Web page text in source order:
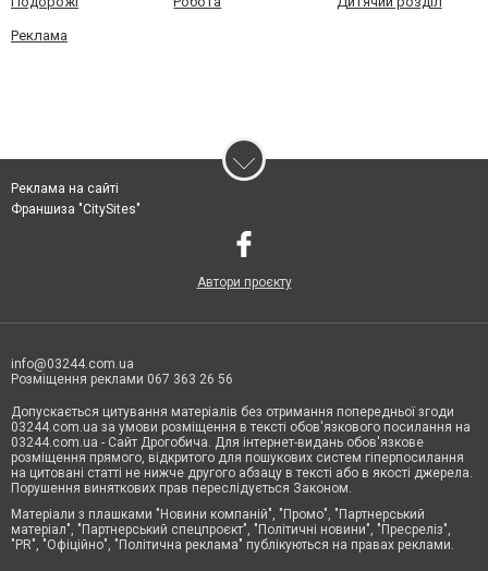
Реклама
Реклама на сайті
Франшиза "CitySites"
Автори проєкту
info@03244.com.ua
Розміщення реклами 067 363 26 56
Допускається цитування матеріалів без отримання попередньої згоди
03244.com.ua за умови розміщення в тексті обов'язкового посилання на
03244.com.ua - Сайт Дрогобича. Для інтернет-видань обов'язкове
розміщення прямого, відкритого для пошукових систем гіперпосилання
на цитовані статті не нижче другого абзацу в тексті або в якості джерела.
Порушення виняткових прав переслідується Законом.
Матеріали з плашками "Новини компаній", "Промо", "Партнерський
матеріал", "Партнерський спецпроєкт", "Політичні новини", "Пресреліз",
"PR", "Офіційно", "Політична реклама" публікуються на правах реклами.